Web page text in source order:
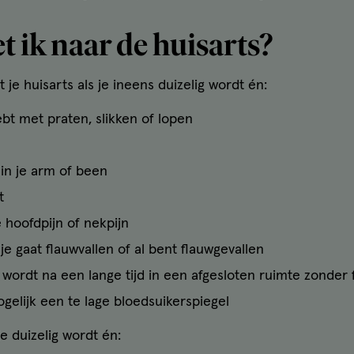
ik naar de huisarts?
je huisarts als je ineens duizelig wordt én:
met praten, slikken of lopen
je arm of been
hoofdpijn of nekpijn
gaat flauwvallen of al bent flauwgevallen
na een lange tijd in een afgesloten ruimte zonder
een te lage bloedsuikerspiegel
duizelig wordt én: